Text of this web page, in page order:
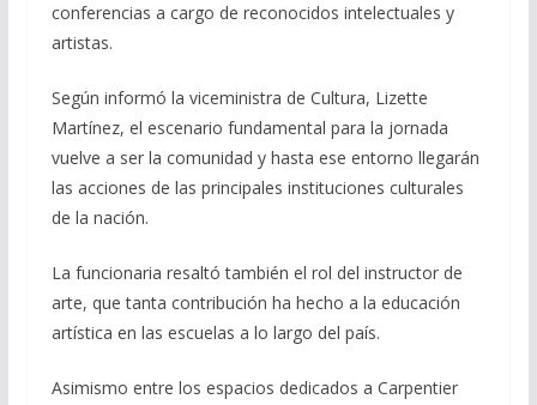
conferencias a cargo de reconocidos intelectuales y
artistas.
Según informó la viceministra de Cultura, Lizette
Martínez, el escenario fundamental para la jornada
vuelve a ser la comunidad y hasta ese entorno llegarán
las acciones de las principales instituciones culturales
de la nación.
La funcionaria resaltó también el rol del instructor de
arte, que tanta contribución ha hecho a la educación
artística en las escuelas a lo largo del país.
Asimismo entre los espacios dedicados a Carpentier